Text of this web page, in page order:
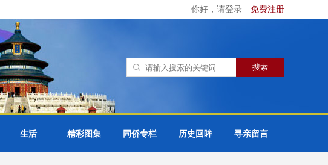
你好，请登录 免费注册
生活 精彩图集 同侨专栏 历史回眸 寻亲留言